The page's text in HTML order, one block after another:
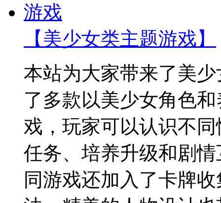
【美少女类主题游戏】
本站为大家带来了美
了多款以美少女角色
戏，玩家可以认识不
任务、培养升级和剧
同游戏还加入了卡牌